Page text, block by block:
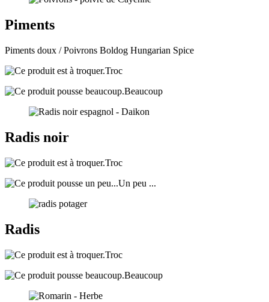
Piments
Piments doux / Poivrons Boldog Hungarian Spice
Troc
Beaucoup
Radis noir
Troc
Un peu ...
Radis
Troc
Beaucoup